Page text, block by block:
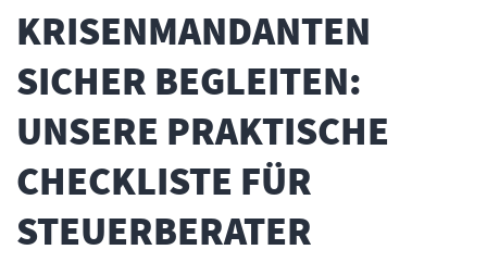
KRISENMANDANTEN
SICHER BEGLEITEN:
UNSERE PRAKTISCHE
CHECKLISTE FÜR
STEUERBERATER